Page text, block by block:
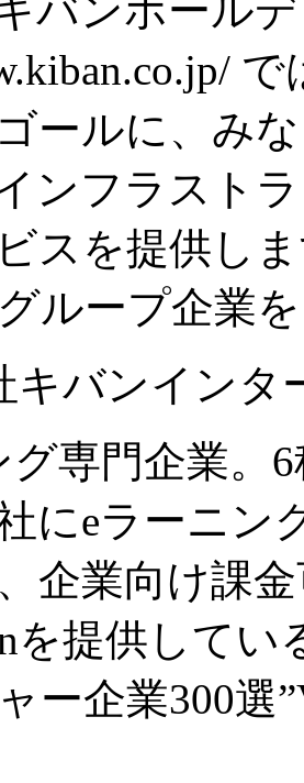
バンホール
ールに、み
ンフラスト
スを提供し
ループ企業
キバンインタ
グ専門企業。
にeラーニン
企業向け課
を提供して
ー企業300選